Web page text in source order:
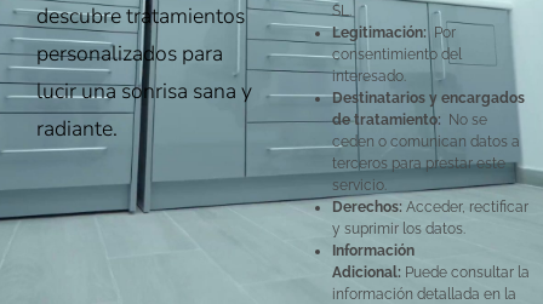
descubre tratamientos
personalizados para
lucir una sonrisa sana y
radiante.
SL.
Legitimación: Por
consentimiento del
interesado.
Destinatarios y encargados
de tratamiento: No se
ceden o comunican datos a
terceros para prestar este
servicio.
Derechos: Acceder, rectificar
y suprimir los datos.
Información
Adicional: Puede consultar la
información detallada en la